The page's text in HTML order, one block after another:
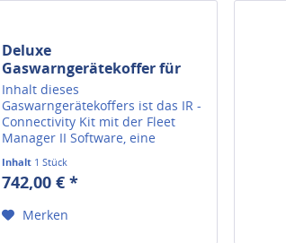
Deluxe
Gaswarngerätekoffer für
Gaswarngerät MaxXT
Inhalt dieses
Gaswarngerätekoffers ist das IR -
Connectivity Kit mit der Fleet
Manager II Software, eine
Schwimmersonde mit einem 3 m
langen Ansaugschlauch. Zudem
sind eine Schutzhülle ,ein Holster
einem...
Inhalt 1 Stück
742,00 € *
Merken